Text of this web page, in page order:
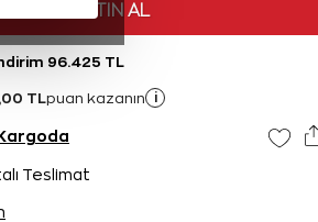
HEMEN SATIN AL
96.425 TL
TL puan kazanın i
Teslimat